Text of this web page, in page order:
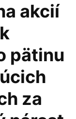
akcií
pätinu
za